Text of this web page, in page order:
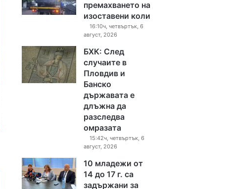
премахването на
изоставени коли
16:10ч, четвъртък, 6
август, 2026
БХК: След
случаите в
Пловдив и
Банско
държавата е
длъжна да
разследва
омразата
15:42ч, четвъртък, 6
август, 2026
10 младежи от
14 до 17 г. са
задържани за